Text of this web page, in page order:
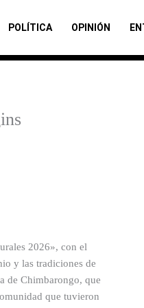
POLÍTICA OPINIÓN
2026», con el
y las tradiciones de
de Chimbarongo, que
que tuvieron